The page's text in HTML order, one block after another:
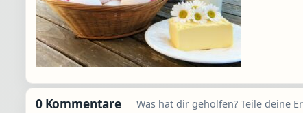
0 Kommentare
Was hat dir geholfen? Teile deine